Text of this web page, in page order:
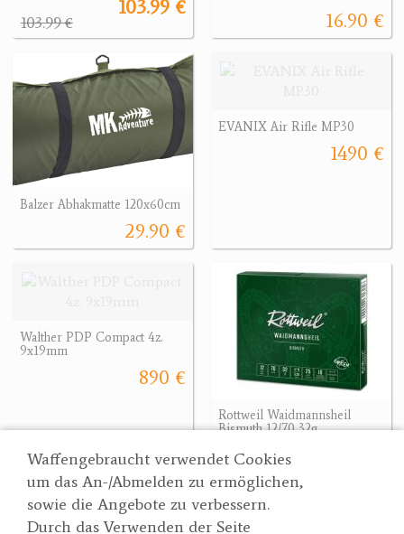
Waffengebraucht verwendet Cookies
um das An-/Abmelden zu ermöglichen,
sowie die Angebote zu verbessern.
Durch das Verwenden der Seite
103.99 €
103.99 € 16.90 €
Balzer Abhakmatte 120x60cm
29.90 €
EVANIX Air Rifle MP30
1490 €
Walther PDP Compact 4z.
9x19mm
890 €
Rottweil Waidmannsheil
Bismuth 12/70 32g